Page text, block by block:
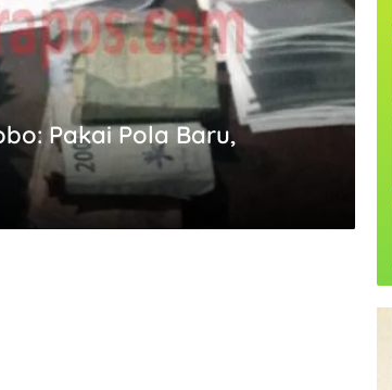
Pakai Pola Baru,